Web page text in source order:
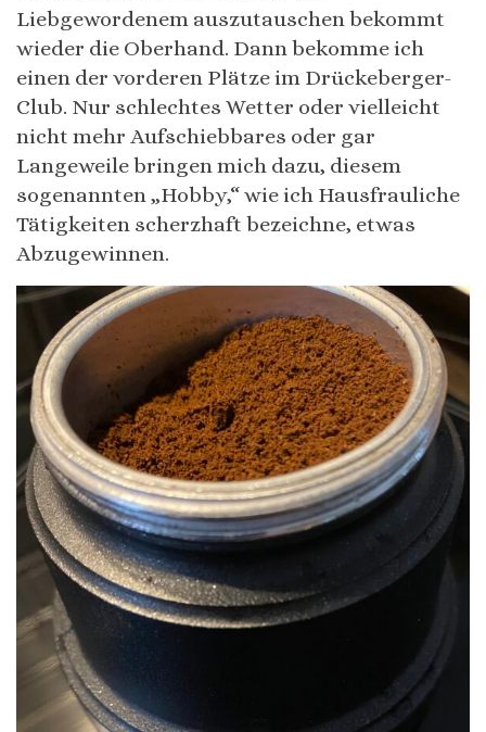
Liebgewordenem auszutauschen bekommt
wieder die Oberhand. Dann bekomme ich
einen der vorderen Plätze im Drückeberger-
Club. Nur schlechtes Wetter oder vielleicht
nicht mehr Aufschiebbares oder gar
Langeweile bringen mich dazu, diesem
sogenannten „Hobby,“ wie ich Hausfrauliche
Tätigkeiten scherzhaft bezeichne, etwas
Abzugewinnen.